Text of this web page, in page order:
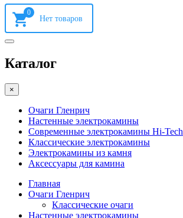
0
Каталог
×
Очаги Гленрич
Настенные электрокамины
Современные электрокамины Hi-Tech
Классические электрокамины
Электрокамины из камня
Аксессуары для камина
Главная
Очаги Гленрич
Классические очаги
Настенные электрокамины